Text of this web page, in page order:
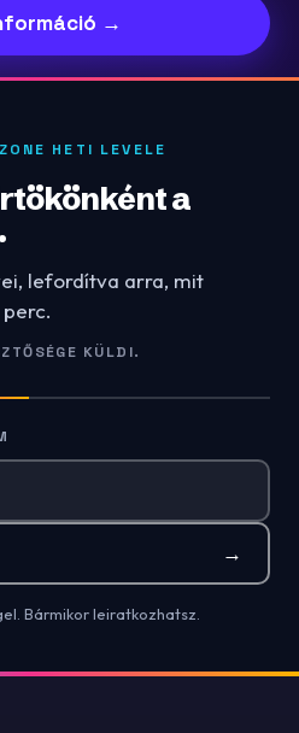
→
HETI LEVELE
a
lefordítva arra, mit
KÜLDI.
→
Bármikor leiratkozhatsz.